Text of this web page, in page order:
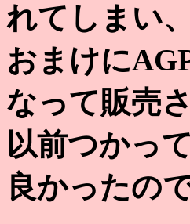
れてしまい、
おまけに
なって販売
以前つかっ
良かったの